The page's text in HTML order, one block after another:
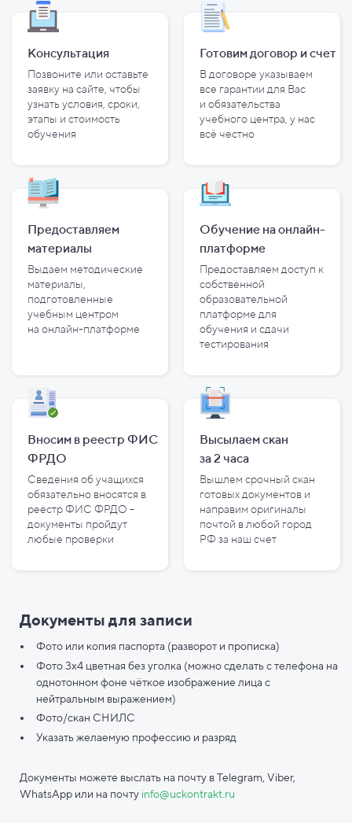
Консультация
Позвоните или оставьте
заявку на сайте, чтобы
узнать условия, сроки,
этапы и стоимость
обучения
Готовим договор и счет
В договоре указываем
все гарантии для Вас
и обязательства
учебного центра, у нас
всё честно
Предоставляем
материалы
Выдаем методические
материалы,
подготовленные
учебным центром
на онлайн-платформе
Обучение на онлайн-
платформе
Предоставляем доступ к
собственной
образовательной
платформе для
обучения и сдачи
тестирования
Вносим в реестр ФИС
ФРДО
Сведения об учащихся
обязательно вносятся в
реестр ФИС ФРДО -
документы пройдут
любые проверки
Высылаем скан
за2 часа
Вышлем срочный скан
готовых документов и
направим оригиналы
почтой в любой город
РФ за наш счет
Документы для записи
Фото или копия паспорта (разворот и прописка)
Фото 3х4 цветная без уголка (можно сделать с телефона на
однотонном фоне чёткое изображение лица с
нейтральным выражением)
Фото/скан СНИЛС
Указать желаемую профессию и разряд
Документы можете выслать на почту в Telegram, Viber,
WhatsApp или на почту info@uckontrakt.ru